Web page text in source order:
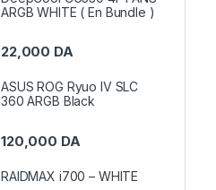
ARGB WHITE ( En Bundle )
22,000 DA
ASUS ROG Ryuo IV SLC
360 ARGB Black
120,000 DA
RAIDMAX i700 – WHITE